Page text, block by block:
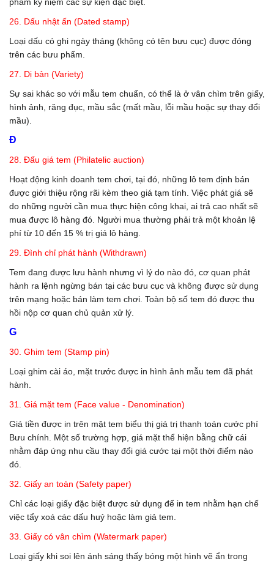
26. Dấu nhật ấn (Dated stamp)
Loại dấu có ghi ngày tháng (không có tên bưu cục) được đóng
trên các bưu phẩm.
27. Dị bản (Variety)
Sự sai khác so với mẫu tem chuẩn, có thể là ở vân chìm trên giấy,
hình ảnh, răng đục, mầu sắc (mất mầu, lỗi mầu hoặc sự thay đổi
mầu).
Đ
28. Đấu giá tem (Philatelic auction)
Hoạt động kinh doanh tem chơi, tại đó, những lô tem định bán
được giới thiệu rộng rãi kèm theo giá tạm tính. Việc phát giá sẽ
do những người cần mua thực hiện công khai, ai trả cao nhất sẽ
mua được lô hàng đó. Người mua thường phải trả một khoản lệ
phí từ 10 đến 15 % trị giá lô hàng.
29. Đình chỉ phát hành (Withdrawn)
Tem đang được lưu hành nhưng vì lý do nào đó, cơ quan phát
hành ra lệnh ngừng bán tại các bưu cục và không được sử dụng
trên mạng hoặc bán làm tem chơi. Toàn bộ số tem đó được thu
hồi nộp cơ quan chủ quản xử lý.
G
30. Ghim tem (Stamp pin)
Loại ghim cài áo, mặt trước được in hình ảnh mẫu tem đã phát
hành.
31. Giá mặt tem (Face value - Denomination)
Giá tiền được in trên mặt tem biểu thị giá trị thanh toán cước phí
Bưu chính. Một số trường hợp, giá mặt thể hiện bằng chữ cái
nhằm đáp ứng nhu cầu thay đổi giá cước tại một thời điểm nào
đó.
32. Giấy an toàn (Safety paper)
Chỉ các loại giấy đặc biệt được sử dụng để in tem nhằm hạn chế
việc tẩy xoá các dấu huỷ hoặc làm giả tem.
33. Giấy có vân chìm (Watermark paper)
Loại giấy khi soi lên ánh sáng thấy bóng một hình vẽ ẩn trong